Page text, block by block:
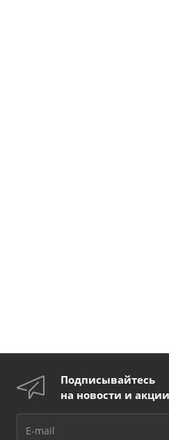
Подписывайтесь
на новости и акции